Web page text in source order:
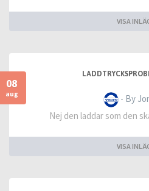
VISA
08
aug
- By
Nej den laddar som den
VISA